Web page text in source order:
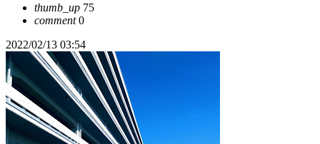
thumb_up 75
comment0
2022/02/13 03:54